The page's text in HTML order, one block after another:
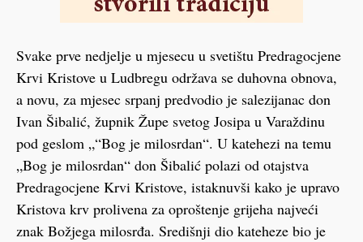
Svake prve nedjelje u mjesecu u svetištu Predragocjene
Krvi Kristove u Ludbregu održava se duhovna obnova,
a novu, za mjesec srpanj predvodio je salezijanac don
Ivan Šibalić, župnik Župe svetog Josipa u Varaždinu
pod geslom „“Bog je milosrdan“. U katehezi na temu
„Bog je milosrdan“ don Šibalić polazi od otajstva
Predragocjene Krvi Kristove, istaknuvši kako je upravo
Kristova krv prolivena za oproštenje grijeha najveći
znak Božjega milosrđa. Središnji dio kateheze bio je